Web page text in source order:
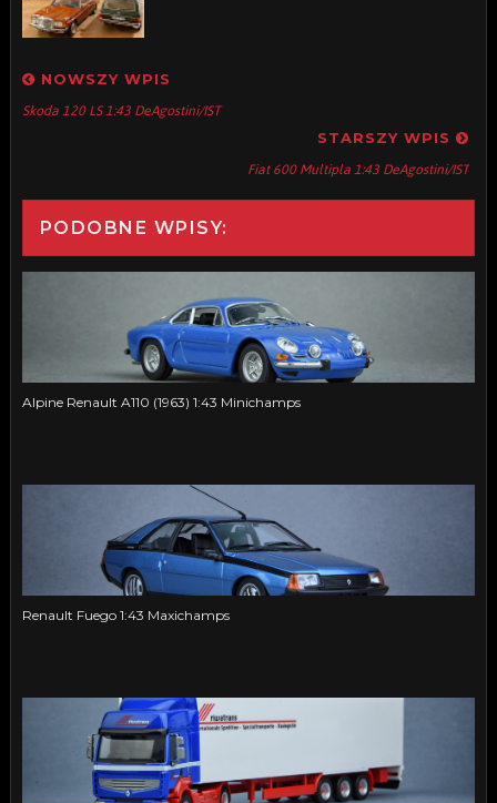
NOWSZY WPIS
Skoda 120 LS 1:43 DeAgostini/IST
STARSZY WPIS
Fiat 600 Multipla 1:43 DeAgostini/IST
PODOBNE WPISY:
Alpine Renault A110 (1963) 1:43 Minichamps
Renault Fuego 1:43 Maxichamps